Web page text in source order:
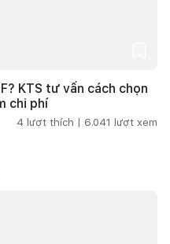
KTS tư vấn cách chọn
chi phí
4 lượt thích | 6.041 lượt xem